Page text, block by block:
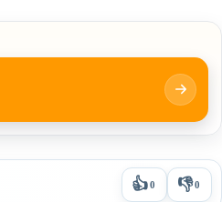
👍0 👎0